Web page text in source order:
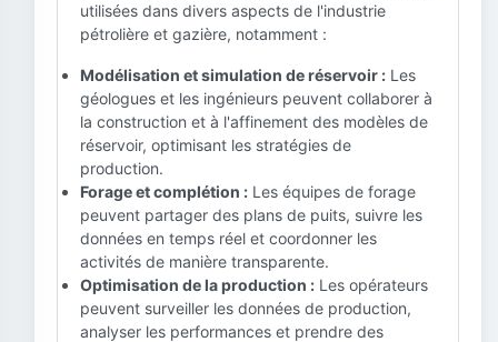
utilisées dans divers aspects de l'industrie
pétrolière et gazière, notamment :
Modélisation et simulation de réservoir : Les
géologues et les ingénieurs peuvent collaborer à
la construction et à l'affinement des modèles de
réservoir, optimisant les stratégies de
production.
Forage et complétion : Les équipes de forage
peuvent partager des plans de puits, suivre les
données en temps réel et coordonner les
activités de manière transparente.
Optimisation de la production : Les opérateurs
peuvent surveiller les données de production,
analyser les performances et prendre des